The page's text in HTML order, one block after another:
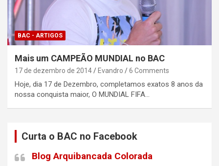
BAC - ARTIGOS
Mais um CAMPEÃO MUNDIAL no BAC
17 de dezembro de 2014 Evandro 6 Comments
Hoje, dia 17 de Dezembro, completamos exatos 8 anos da
nossa conquista maior, O MUNDIAL FIFA…
Curta o BAC no Facebook
Blog Arquibancada Colorada